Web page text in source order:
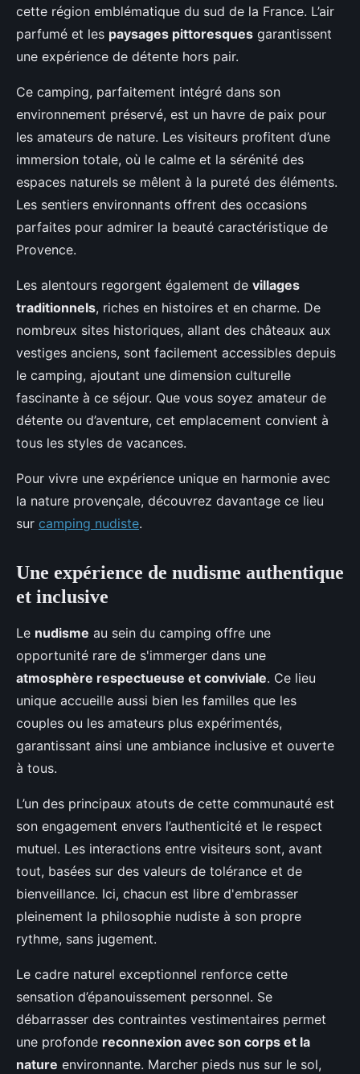
cette région emblématique du sud de la France. L’air
parfumé et les paysages pittoresques garantissent
une expérience de détente hors pair.
Ce camping, parfaitement intégré dans son
environnement préservé, est un havre de paix pour
les amateurs de nature. Les visiteurs profitent d’une
immersion totale, où le calme et la sérénité des
espaces naturels se mêlent à la pureté des éléments.
Les sentiers environnants offrent des occasions
parfaites pour admirer la beauté caractéristique de
Provence.
Les alentours regorgent également de villages
traditionnels, riches en histoires et en charme. De
nombreux sites historiques, allant des châteaux aux
vestiges anciens, sont facilement accessibles depuis
le camping, ajoutant une dimension culturelle
fascinante à ce séjour. Que vous soyez amateur de
détente ou d’aventure, cet emplacement convient à
tous les styles de vacances.
Pour vivre une expérience unique en harmonie avec
la nature provençale, découvrez davantage ce lieu
sur camping nudiste.
Une expérience de nudisme authentique
et inclusive
Le nudisme au sein du camping offre une
opportunité rare de s'immerger dans une
atmosphère respectueuse et conviviale. Ce lieu
unique accueille aussi bien les familles que les
couples ou les amateurs plus expérimentés,
garantissant ainsi une ambiance inclusive et ouverte
à tous.
L’un des principaux atouts de cette communauté est
son engagement envers l’authenticité et le respect
mutuel. Les interactions entre visiteurs sont, avant
tout, basées sur des valeurs de tolérance et de
bienveillance. Ici, chacun est libre d'embrasser
pleinement la philosophie nudiste à son propre
rythme, sans jugement.
Le cadre naturel exceptionnel renforce cette
sensation d’épanouissement personnel. Se
débarrasser des contraintes vestimentaires permet
une profonde reconnexion avec son corps et la
nature environnante. Marcher pieds nus sur le sol,